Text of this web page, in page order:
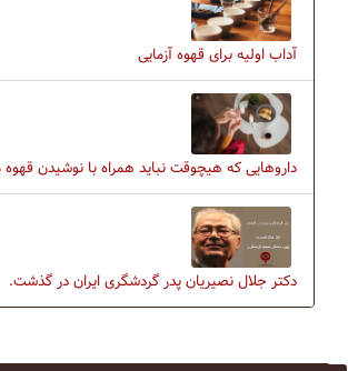
آداب اولیه برای قهوه آزمایی
داروهایی که هیچوقت نباید همراه با نوشیدن
دکتر جلال نصیریان پدر گردشگری ایران در گذشت.